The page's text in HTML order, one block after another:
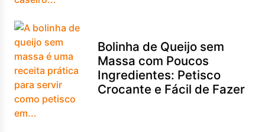
Bolinha de Queijo sem
Massa com Poucos
Ingredientes: Petisco
Crocante e Fácil de Fazer